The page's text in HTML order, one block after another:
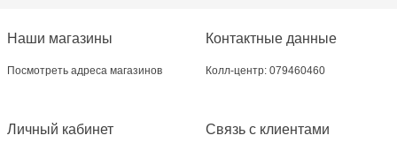
Наши магазины
Посмотреть адреса магазинов
Связь с клиентами
Личный кабинет
Контактные данные
Колл-центр: 079460460